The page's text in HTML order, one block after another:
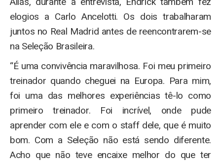
elogios a Carlo Ancelotti. Os dois trabalharam
juntos no Real Madrid antes de reencontrarem-se
na Seleção Brasileira.
“É uma convivência maravilhosa. Foi meu primeiro
treinador quando cheguei na Europa. Para mim,
foi uma das melhores experiências tê-lo como
primeiro treinador. Foi incrível, onde pude
aprender com ele e com o staff dele, que é muito
bom. Com a Seleção não está sendo diferente.
Acho que não teve encaixe melhor do que ter